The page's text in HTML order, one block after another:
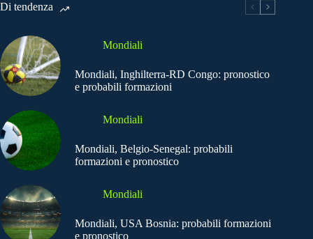
Di tendenza
Mondiali
Mondiali, Inghilterra-RD Congo: pronostico
e probabili formazioni
Mondiali
Mondiali, Belgio-Senegal: probabili
formazioni e pronostico
Mondiali
Mondiali, USA Bosnia: probabili formazioni
e pronostico